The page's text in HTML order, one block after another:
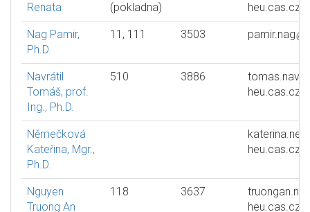
Renata
(pokladna)
heu.cas.cz
Nag Pamir,
Ph.D.
11, 111 3503 pamir.nag
Navrátil
Tomáš, prof.
Ing., Ph.D.
510 3886
heu.cas.cz
Němečková
Kateřina, Mgr.,
Ph.D.
heu.cas.cz
Nguyen
Truong An
118 3637
heu.cas.cz